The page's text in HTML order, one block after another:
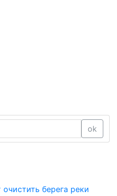
ok
берега реки